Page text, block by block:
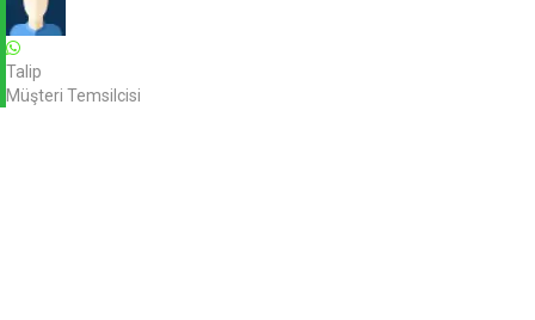
Talip
Müşteri Temsilcisi